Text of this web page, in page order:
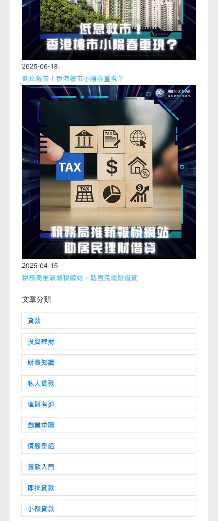
文章分類
貸款
投資理財
財務知識
私人貸款
理財有道
創業求職
債務重組
貸款入門
即批貸款
小額貸款
2025-06-18
低息救市！香港樓市小陽春重現？
2025-04-15
稅務局推新報稅網站，助居民理財借貸